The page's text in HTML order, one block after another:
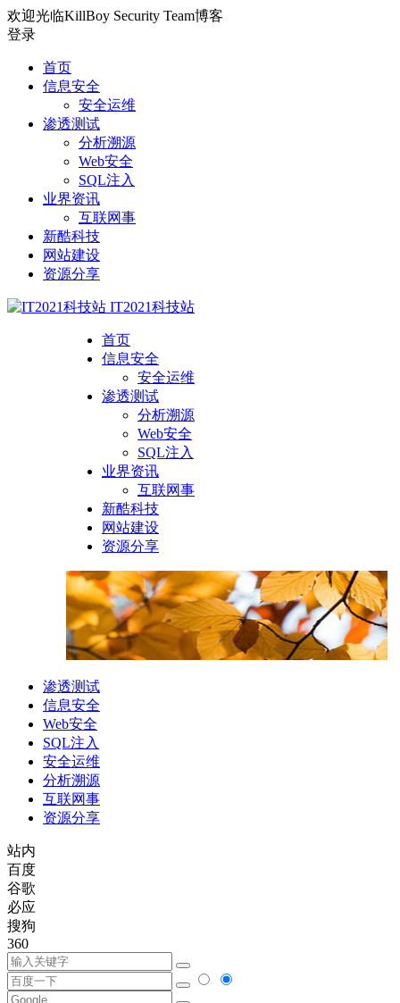
欢迎光临KillBoy Security Team博客
登录
首页
信息安全
安全运维
渗透测试
分析溯源
Web安全
SQL注入
业界资讯
互联网事
新酷科技
网站建设
资源分享
IT2021科技站
首页
信息安全
安全运维
渗透测试
分析溯源
Web安全
SQL注入
业界资讯
互联网事
新酷科技
网站建设
资源分享
渗透测试
信息安全
Web安全
SQL注入
安全运维
分析溯源
互联网事
资源分享
站内
百度
谷歌
必应
搜狗
360